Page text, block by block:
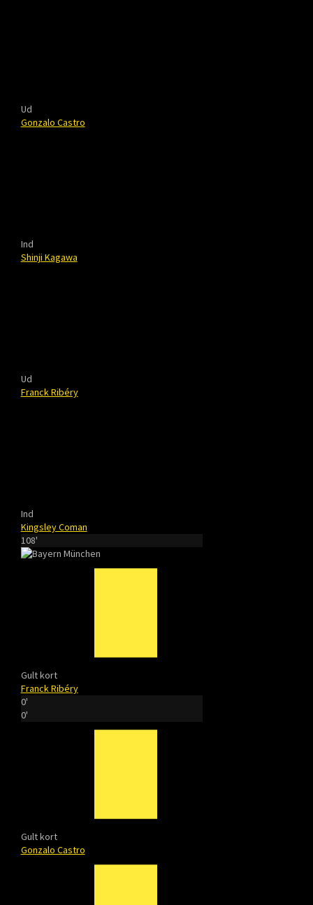
Ud
Gonzalo Castro
Ind
Shinji Kagawa
Ud
Franck Ribéry
Ind
Kingsley Coman
108'
Gult kort
Franck Ribéry
0'
0'
Gult kort
Gonzalo Castro